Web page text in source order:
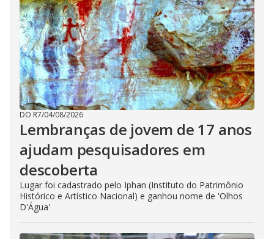
DO R7/04/08/2026
Lembranças de jovem de 17 anos
ajudam pesquisadores em
descoberta
Lugar foi cadastrado pelo Iphan (Instituto do Patrimônio
Histórico e Artístico Nacional) e ganhou nome de 'Olhos
D'Água'